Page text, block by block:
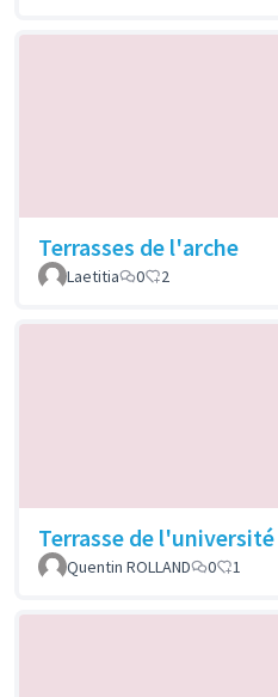
Terrasses de l'arche
Laetitia 0 2
Terrasse de l'université
Quentin ROLLAND 0 1